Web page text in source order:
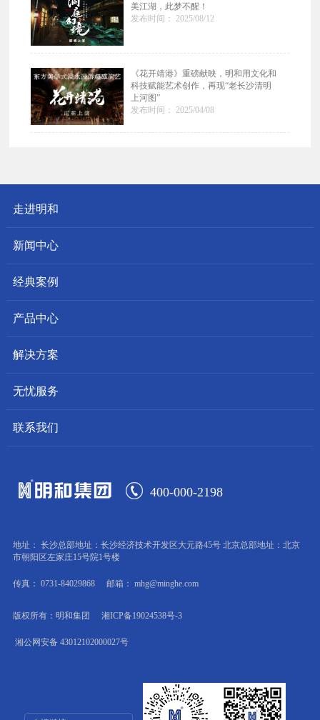
美江湖，此梦不醒！
发布时间： 2025/08/12
《花开靖港》重磅献映，明和用文化和
科技赋能艺术创作，再现“老长沙清明
上河图”
发布时间： 2025/04/08
走进明和
新闻中心
经典案例
产品中心
解决方案
无忧服务
联系我们
400-000-2198
地址： 长沙总部地址：长沙经济技术开发区大元路45号 北京总部地址：北京
市朝阳区左家庄15号院1号楼
传真： 0731-84029868 邮箱： mhg@minghe.com
版权所有：明和集团 湘ICP备19024538号-3
湘公网安备 43012102000027号